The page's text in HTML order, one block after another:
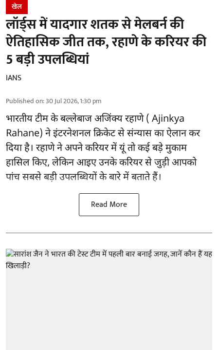
खेल
लॉर्ड्स में यादगार शतक से मेलबर्न की
ऐतिहासिक जीत तक, रहाणे के करियर की
5 बड़ी उपलब्धियां
IANS
Published on:30 Jul 2026, 1:30 pm
भारतीय टीम के बल्लेबाजअजिंक्य रहाणे ( Ajinkya
Rahane) ने इंटरनेशनल क्रिकेट से संन्यास का ऐलान कर
दिया है। रहाणे ने अपने करियर में यूं तो कई बड़े मुकाम
हासिल किए, लेकिन आइए उनके करियर से जुड़ी आपको
पांच सबसे बड़ी उपलब्धियों के बारे में बताते हैं।
Read More